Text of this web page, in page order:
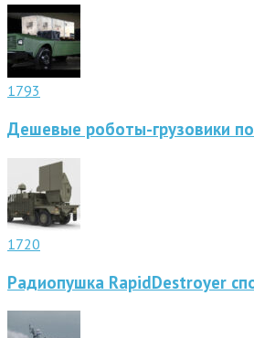
1793
Дешевые роботы-грузовики
1720
Радиопушка RapidDestroyer